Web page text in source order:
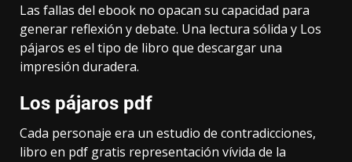
Las fallas del ebook no opacan su capacidad para
generar reflexión y debate. Una lectura sólida y Los
pájaros es el tipo de libro que descargar una
impresión duradera.
Los pájaros pdf
Cada personaje era un estudio de contradicciones,
libro en pdf gratis representación vívida de la